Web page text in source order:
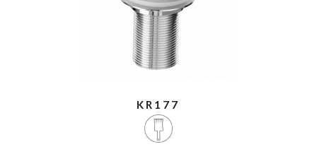
KR177